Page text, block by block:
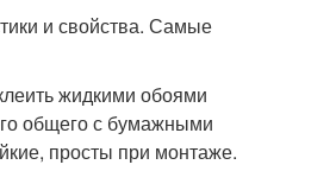
и свойства. Самые
жидкими обоями
общего с бумажными
просты при монтаже.